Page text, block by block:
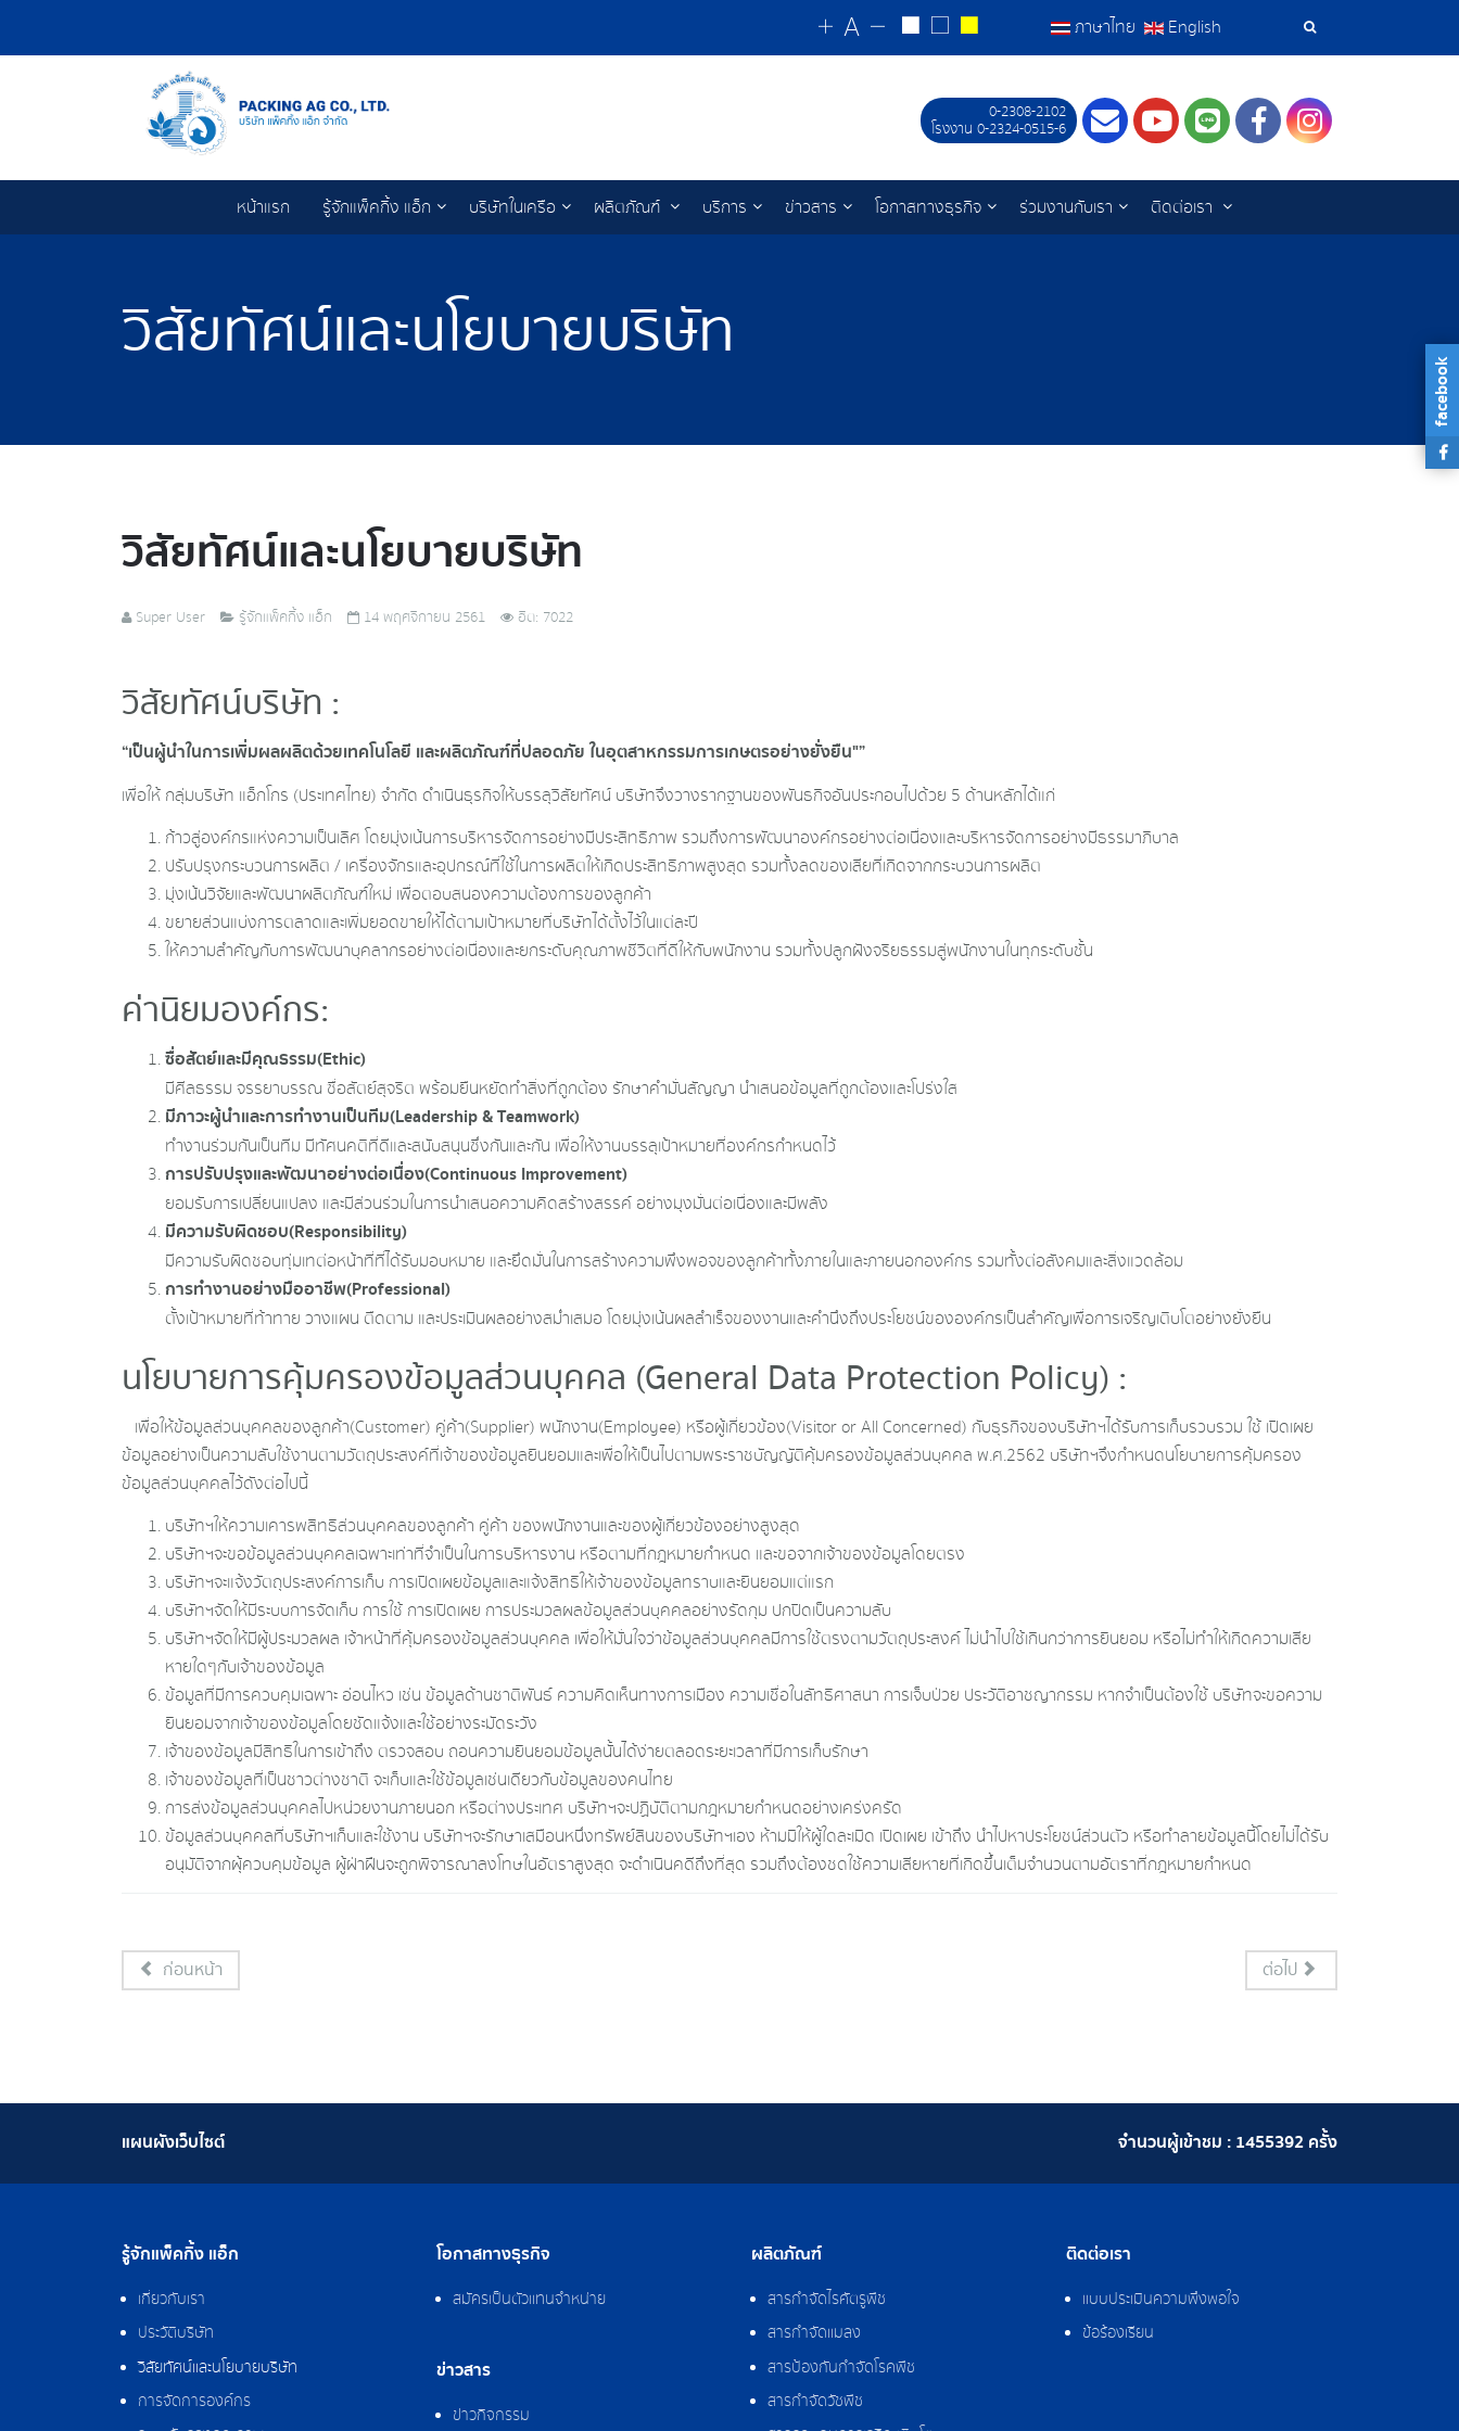
เครื่อง
ค้นหา
ภาษาไทย English
0-2308-2102
โรงงาน 0-2324-0515-6
ContactYoutube
LINEFacebookInstagram
หน้าแรก รู้จักแพ็คกิ้ง แอ็ก บริษัทในเครือ ผลิตภัณฑ์ บริการ ข่าวสาร โอกาสทางธุรกิจ ร่วมงานกับเรา ติดต่อเรา
วิสัยทัศน์และนโยบายบริษัท
วิสัยทัศน์และนโยบายบริษัท
Super User รู้จักแพ็คกิ้ง แอ็ก 14 พฤศจิกายน 2561 ฮิต: 7022
วิสัยทัศน์บริษัท :
“เป็นผู้นำในการเพิ่มผลผลิตด้วยเทคโนโลยี และผลิตภัณฑ์ที่ปลอดภัย ในอุตสาหกรรมการเกษตรอย่างยั่งยืน"”
เพื่อให้ กลุ่มบริษัท แอ็กโกร (ประเทศไทย) จำกัด ดำเนินธุรกิจให้บรรลุวิสัยทัศน์ บริษัทจึงวางรากฐานของพันธกิจอันประกอบไปด้วย 5 ด้านหลักได้แก่
ก้าวสู่องค์กรแห่งความเป็นเลิศ โดยมุ่งเน้นการบริหารจัดการอย่างมีประสิทธิภาพ รวมถึงการพัฒนาองค์กรอย่างต่อเนื่องและบริหารจัดการอย่างมีธรรมาภิบาล
ปรับปรุงกระบวนการผลิต / เครื่องจักรและอุปกรณ์ที่ใช้ในการผลิตให้เกิดประสิทธิภาพสูงสุด รวมทั้งลดของเสียที่เกิดจากกระบวนการผลิต
มุ่งเน้นวิจัยและพัฒนาผลิตภัณฑ์ใหม่ เพื่อตอบสนองความต้องการของลูกค้า
ขยายส่วนแบ่งการตลาดและเพิ่มยอดขายให้ได้ตามเป้าหมายที่บริษัทได้ตั้งไว้ในแต่ละปี
ให้ความสำคัญกับการพัฒนาบุคลากรอย่างต่อเนื่องและยกระดับคุณภาพชีวิตที่ดีให้กับพนักงาน รวมทั้งปลูกฝังจริยธรรมสู่พนักงานในทุกระดับชั้น
ค่านิยมองค์กร :
ซื่อสัตย์และมีคุณธรรม(Ethic)
มีศีลธรรม จรรยาบรรณ ซื่อสัตย์สุจริต พร้อมยืนหยัดทำสิ่งที่ถูกต้อง รักษาคำมั่นสัญญา นำเสนอข้อมูลที่ถูกต้องและโปร่งใส
มีภาวะผู้นำและการทำงานเป็นทีม(Leadership & Teamwork)
ทำงานร่วมกันเป็นทีม มีทัศนคติที่ดีและสนับสนุนซึ่งกันและกัน เพื่อให้งานบรรลุเป้าหมายที่องค์กรกำหนดไว้
การปรับปรุงและพัฒนาอย่างต่อเนื่อง(Continuous Improvement)
ยอมรับการเปลี่ยนแปลง และมีส่วนร่วมในการนำเสนอความคิดสร้างสรรค์ อย่างมุงมั่นต่อเนื่องและมีพลัง
มีความรับผิดชอบ(Responsibility)
มีความรับผิดชอบทุ่มเทต่อหน้าที่ที่ได้รับมอบหมาย และยึดมั่นในการสร้างความพึงพอจของลูกค้าทั้งภายในและภายนอกองค์กร รวมทั้งต่อสังคมและสิ่งแวดล้อม
การทำงานอย่างมืออาชีพ(Professional)
ตั้งเป้าหมายที่ท้าทาย วางแผน ตืดตาม และประเมินผลอย่างสม่ำเสมอ โดยมุ่งเน้นผลสำเร็จของงานและคำนึงถึงประโยชน์ขององค์กรเป็นสำคัญเพื่อการเจริญเติบโตอย่างยั่งยืน
นโยบายการคุ้มครองข้อมูลส่วนบุคคล (General Data Protection Policy) :
เพื่อให้ข้อมูลส่วนบุคคลของลูกค้า(Customer) คู่ค้า(Supplier) พนักงาน(Employee) หรือผู้เกี่ยวข้อง(Visitor or All Concerned) กับธุรกิจของบริษัทฯได้รับการเก็บรวบรวม ใช้ เปิดเผย
ข้อมูลอย่างเป็นความลับใช้งานตามวัตถุประสงค์ที่เจ้าของข้อมูลยินยอมและเพื่อให้เป็นไปตามพระราชบัญญัติคุ้มครองข้อมูลส่วนบุคคล พ.ศ.2562 บริษัทฯจึงกำหนดนโยบายการคุ้มครอง
ข้อมูลส่วนบุคคลไว้ดังต่อไปนี้
บริษัทฯให้ความเคารพสิทธิส่วนบุคคลของลูกค้า คู่ค้า ของพนักงานและของผู้เกี่ยวข้องอย่างสูงสุด
บริษัทฯจะขอข้อมูลส่วนบุคคลเฉพาะเท่าที่จำเป็นในการบริหารงาน หรือตามที่กฎหมายกำหนด และขอจากเจ้าของข้อมูลโดยตรง
บริษัทฯจะแจ้งวัตถุประสงค์การเก็บ การเปิดเผยข้อมูลและแจ้งสิทธิให้เจ้าของข้อมูลทราบและยินยอมแต่แรก
บริษัทฯจัดให้มีระบบการจัดเก็บ การใช้ การเปิดเผย การประมวลผลข้อมูลส่วนบุคคลอย่างรัดกุม ปกปิดเป็นความลับ
บริษัทฯจัดให้มีผู้ประมวลผล เจ้าหน้าที่คุ้มครองข้อมูลส่วนบุคคล เพื่อให้มั่นใจว่าข้อมูลส่วนบุคคลมีการใช้ตรงตามวัตถุประสงค์ ไม่นำไปใช้เกินกว่าการยินยอม หรือไม่ทำให้เกิดความเสีย
หายใดๆกับเจ้าของข้อมูล
ข้อมูลที่มีการควบคุมเฉพาะ อ่อนไหว เช่น ข้อมูลด้านชาติพันธ์ ความคิดเห็นทางการเมือง ความเชื่อในลัทธิศาสนา การเจ็บป่วย ประวัติอาชญากรรม หากจำเป็นต้องใช้ บริษัทจะขอความ
ยินยอมจากเจ้าของข้อมูลโดยชัดแจ้งและใช้อย่างระมัดระวัง
เจ้าของข้อมูลมีสิทธิในการเข้าถึง ตรวจสอบ ถอนความยินยอมข้อมูลนั้นได้ง่ายตลอดระยะเวลาที่มีการเก็บรักษา
เจ้าของข้อมูลที่เป็นชาวต่างชาติ จะเก็บและใช้ข้อมูลเช่นเดียวกับข้อมูลของคนไทย
การส่งข้อมูลส่วนบุคคลไปหน่วยงานภายนอก หรือต่างประเทศ บริษัทฯจะปฏิบัติตามกฎหมายกำหนดอย่างเคร่งครัด
ข้อมูลส่วนบุคคลที่บริษัทฯเก็บและใช้งาน บริษัทฯจะรักษาเสมือนหนึ่งทรัพย์สินของบริษัทฯเอง ห้ามมิให้ผู้ใดละเมิด เปิดเผย เข้าถึง นำไปหาประโยชน์ส่วนตัว หรือทำลายข้อมูลนี้โดยไม่ได้รับ
อนุมัติจากผุ้ควบคุมข้อมูล ผู้ฝ่าฝืนจะถูกพิจารณาลงโทษในอัตราสูงสุด จะดำเนินคดีถึงที่สุด รวมถึงต้องชดใช้ความเสียหายที่เกิดขึ้นเต็มจำนวนตามอัตราที่กฎหมายกำหนด
ก่อนหน้า ต่อไป
จำนวนผู้เข้าชม : 1455392 ครั้ง
แผนผังเว็บไซต์
รู้จักแพ็คกิ้ง แอ็ก
เกี่ยวกับเรา
ประวัติบริษัท
วิสัยทัศน์และนโยบายบริษัท
การจัดการองค์กร
โอกาสทางธุรกิจ
สมัครเป็นตัวแทนจำหน่าย
ข่าวสาร
ข่าวกิจกรรม
ผลิตภัณฑ์
สารกำจัดไรศัตรูพืช
สารกำจัดแมลง
สารป้องกันกำจัดโรคพืช
สารกำจัดวัชพืช
ติดต่อเรา
แบบประเมินความพึงพอใจ
ข้อร้องเรียน
facebook